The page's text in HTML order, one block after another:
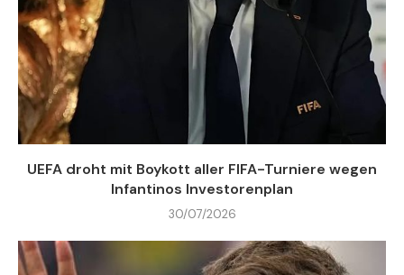
UEFA droht mit Boykott aller FIFA-Turniere wegen
Infantinos Investorenplan
30/07/2026